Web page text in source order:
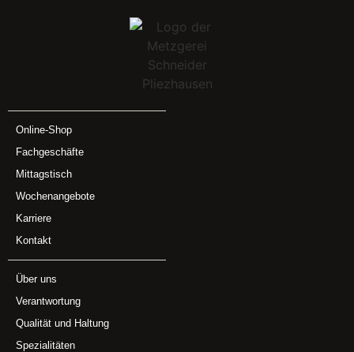
Online-Shop
Fachgeschäfte
Mittagstisch
Wochenangebote
Karriere
Kontakt
Über uns
Verantwortung
Qualität und Haltung
Spezialitäten